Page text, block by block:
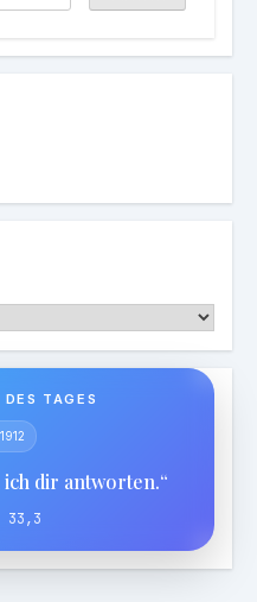
DES TAGES
ich dir antworten.“
33,3